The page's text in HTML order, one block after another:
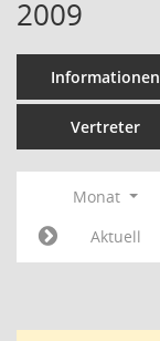
2009
Informationen
Vertreter
Monat
Aktuell